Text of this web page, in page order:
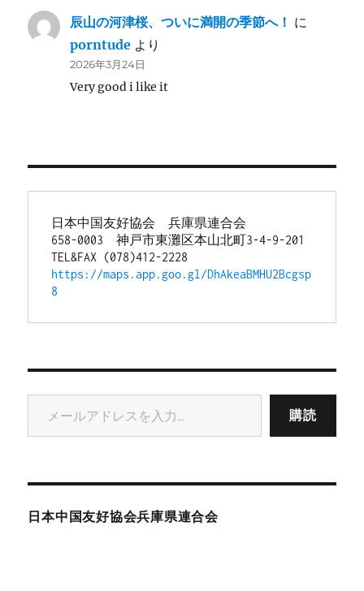
辰山の河津桜、ついに満開の季節へ！ に
porntude より
2026年3月24日
Very good i like it
日本中国友好協会　兵庫県連合会
658-0003　神戸市東灘区本山北町3-4-9-201
TEL&FAX (078)412-2228
https://maps.app.goo.gl/DhAkeaBMHU2Bcgsp
8
メールアドレスを入力...
購読
日本中国友好協会兵庫県連合会